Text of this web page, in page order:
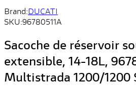
Brand:DUCATI
SKU:96780511A
Sacoche de réservoir
extensible, 14-18L,
Multistrada 1200/1200